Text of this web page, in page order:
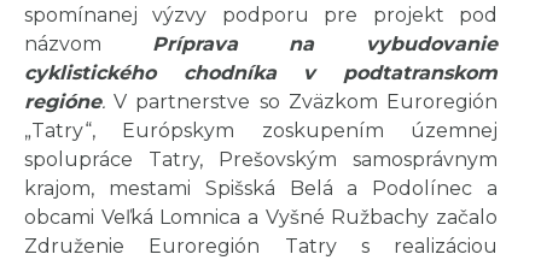
spomínanej výzvy podporu pre projekt pod
názvom Príprava na vybudovanie
cyklistického chodníka v podtatranskom
regióne.V partnerstve so Zväzkom Euroregión
„Tatry“, Európskym zoskupením územnej
spolupráce Tatry, Prešovským samosprávnym
krajom, mestami Spišská Belá a Podolínec a
obcami Veľká Lomnica a Vyšné Ružbachy začalo
Združenie Euroregión Tatry s realizáciou